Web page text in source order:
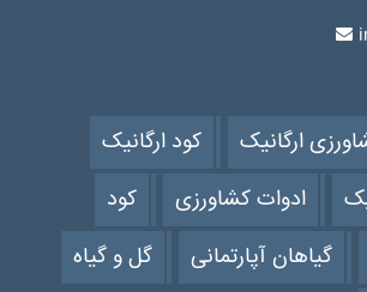
ارگانیک
کود ارگانیک
ادوات کشاورزی
کود
گیاهان آپارتمانی گل و گیاه